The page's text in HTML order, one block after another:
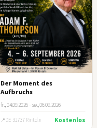
Der Moment des
Aufbruchs
fr., 04.09.2026 – sø., 06.09.2026
DE-31737 Rinteln Kostenlos